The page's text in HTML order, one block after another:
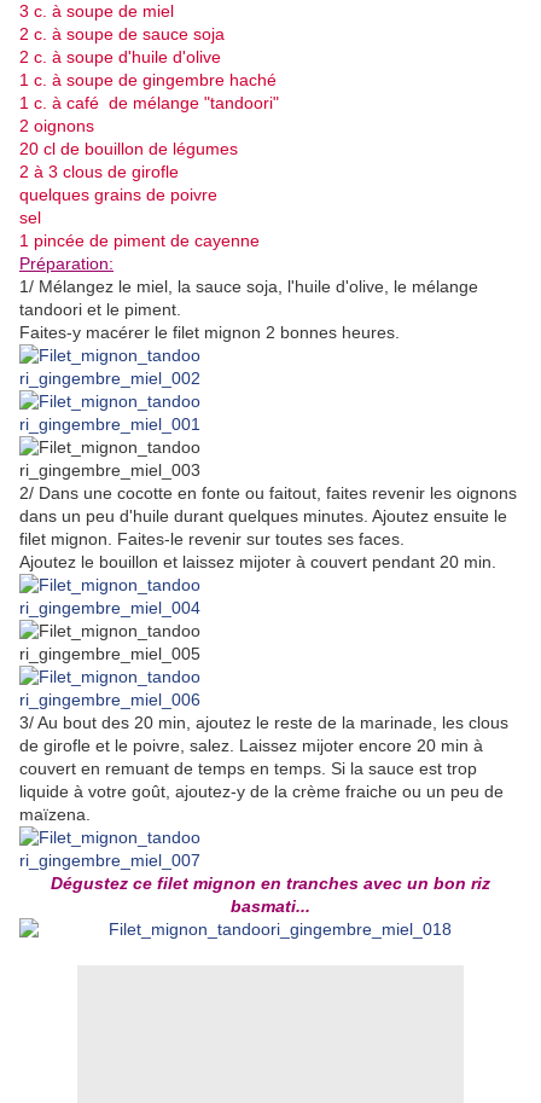
3 c. à soupe de miel
2 c. à soupe de sauce soja
2 c. à soupe d'huile d'olive
1 c. à soupe de gingembre haché
1 c. à café de mélange "tandoori"
2 oignons
20 cl de bouillon de légumes
2 à 3 clous de girofle
quelques grains de poivre
sel
1 pincée de piment de cayenne
Préparation:
1/ Mélangez le miel, la sauce soja, l'huile d'olive, le mélange
tandoori et le piment.
Faites-y macérer le filet mignon 2 bonnes heures.
2/ Dans une cocotte en fonte ou faitout, faites revenir les oignons
dans un peu d'huile durant quelques minutes. Ajoutez ensuite le
filet mignon. Faites-le revenir sur toutes ses faces.
Ajoutez le bouillon et laissez mijoter à couvert pendant 20 min.
3/ Au bout des 20 min, ajoutez le reste de la marinade, les clous
de girofle et le poivre, salez. Laissez mijoter encore 20 min à
couvert en remuant de temps en temps. Si la sauce est trop
liquide à votre goût, ajoutez-y de la crème fraiche ou un peu de
maïzena.
Dégustez ce filet mignon en tranches avec un bon riz
basmati...